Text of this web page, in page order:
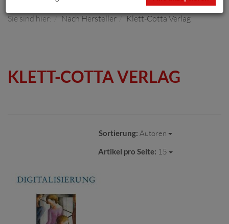
Sie sind hier: Nach Hersteller Klett-Cotta Verlag
KLETT-COTTA VERLAG
Sortierung: Autoren
Artikel pro Seite: 15